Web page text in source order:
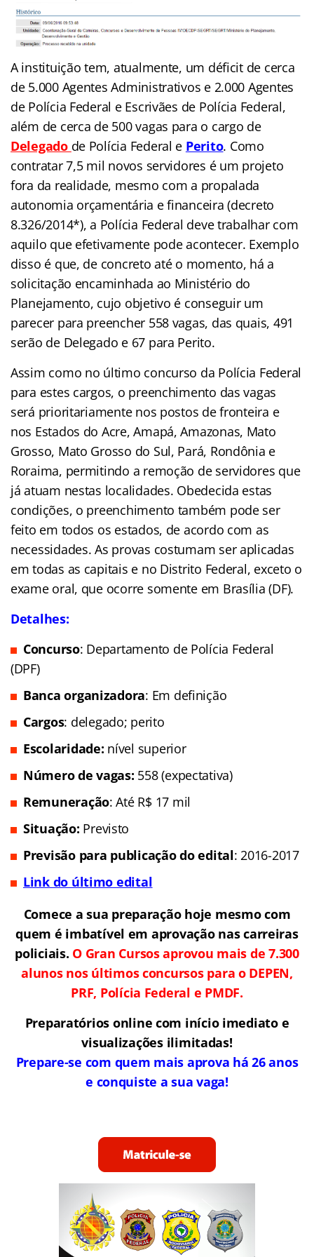
A instituição tem, atualmente, um déficit de cerca
de 5.000 Agentes Administrativos e 2.000 Agentes
de Polícia Federal e Escrivães de Polícia Federal,
além de cerca de 500 vagas para o cargo de
Delegado de Polícia Federal e Perito. Como
contratar 7,5 mil novos servidores é um projeto
fora da realidade, mesmo com a propalada
autonomia orçamentária e financeira (decreto
8.326/2014*), a Polícia Federal deve trabalhar com
aquilo que efetivamente pode acontecer. Exemplo
disso é que, de concreto até o momento, há a
solicitação encaminhada ao Ministério do
Planejamento, cujo objetivo é conseguir um
parecer para preencher 558 vagas, das quais, 491
serão de Delegado e 67 para Perito.
Assim como no último concurso da Polícia Federal
para estes cargos, o preenchimento das vagas
será prioritariamente nos postos de fronteira e
nos Estados do Acre, Amapá, Amazonas, Mato
Grosso, Mato Grosso do Sul, Pará, Rondônia e
Roraima, permitindo a remoção de servidores que
já atuam nestas localidades. Obedecida estas
condições, o preenchimento também pode ser
feito em todos os estados, de acordo com as
necessidades. As provas costumam ser aplicadas
em todas as capitais e no Distrito Federal, exceto o
exame oral, que ocorre somente em Brasília (DF).
Detalhes:
Concurso: Departamento de Polícia Federal
(DPF)
Banca organizadora: Em definição
Cargos: delegado; perito
Escolaridade: nível superior
Número de vagas: 558(expectativa)
Remuneração: Até R$ 17 mil
Situação: Previsto
Previsão para publicação do edital: 2016-2017
Link do último edital
Comece a sua preparação hoje mesmo com
quem é imbatível em aprovação nas carreiras
policiais. O Gran Cursos aprovou mais de 7.300
alunos nos últimos concursos para o DEPEN,
PRF, Polícia Federal e PMDF.
Preparatórios online com início imediato e
visualizações ilimitadas!
Prepare-se com quem mais aprova há 26 anos
e conquiste a sua vaga!